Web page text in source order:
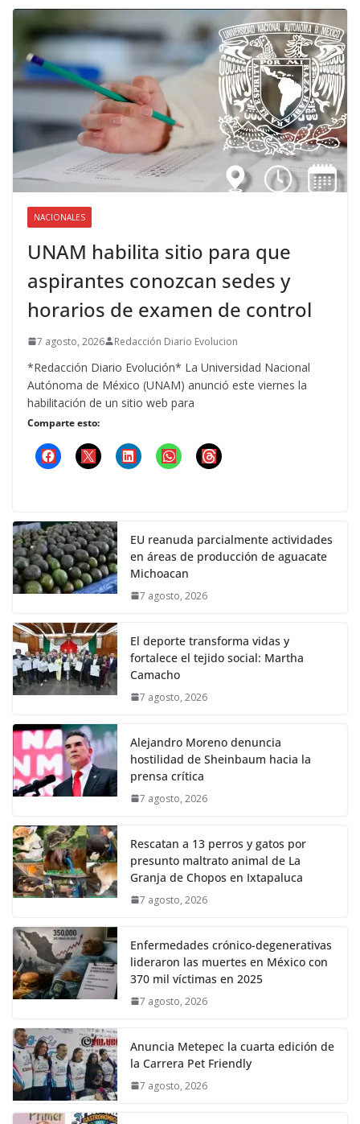
NACIONALES
UNAM habilita sitio para que
aspirantes conozcan sedes y
horarios de examen de control
7 agosto, 2026 Redacción Diario Evolucion
*Redacción Diario Evolución* La Universidad Nacional
Autónoma de México (UNAM) anunció este viernes la
habilitación de un sitio web para
Comparte esto:
EU reanuda parcialmente actividades
en áreas de producción de aguacate
Michoacan
7 agosto, 2026
El deporte transforma vidas y
fortalece el tejido social: Martha
Camacho
7 agosto, 2026
Alejandro Moreno denuncia
hostilidad de Sheinbaum hacia la
prensa crítica
7 agosto, 2026
Rescatan a 13 perros y gatos por
presunto maltrato animal de La
Granja de Chopos en Ixtapaluca
7 agosto, 2026
Enfermedades crónico-degenerativas
lideraron las muertes en México con
370 mil víctimas en 2025
7 agosto, 2026
Anuncia Metepec la cuarta edición de
la Carrera Pet Friendly
7 agosto, 2026